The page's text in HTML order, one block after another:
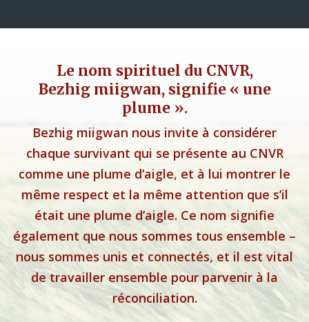
Le nom spirituel du CNVR,
Bezhig miigwan, signifie « une
plume ».
Bezhig miigwan nous invite à considérer
chaque survivant qui se présente au CNVR
comme une plume d’aigle, et à lui montrer le
même respect et la même attention que s’il
était une plume d’aigle. Ce nom signifie
également que nous sommes tous ensemble –
nous sommes unis et connectés, et il est vital
de travailler ensemble pour parvenir à la
réconciliation.